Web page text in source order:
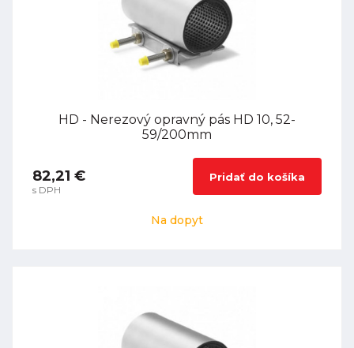
HD - Nerezový opravný pás HD 10, 52-
59/200mm
82,21 €
s DPH
Pridať do košíka
Na dopyt